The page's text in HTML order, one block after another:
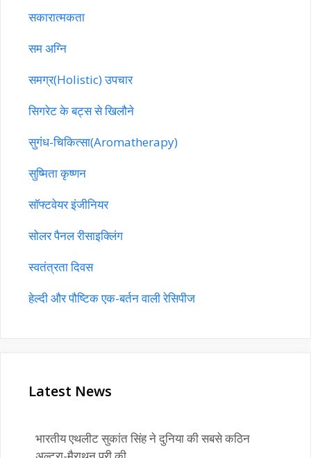
सकारात्मकता
सम अग्नि
समग्र(Holistic) उपचार
सिगरेट के बट्स से खिलौने
सुगंध-चिकित्सा(Aromatherapy)
सुष्मिता कृष्णन
सॉफ्टवेयर इंजीनियर
सोलर पैनल रीसाइक्लिंग
स्वतंत्रता दिवस
हेल्दी और पौष्टिक एक-बर्तन वाली रेसिपीज
Latest News
भारतीय एथलीट सुकांत सिंह ने दुनिया की सबसे कठिन
बच्चों के लिए दिमागी खेल (Brain games)